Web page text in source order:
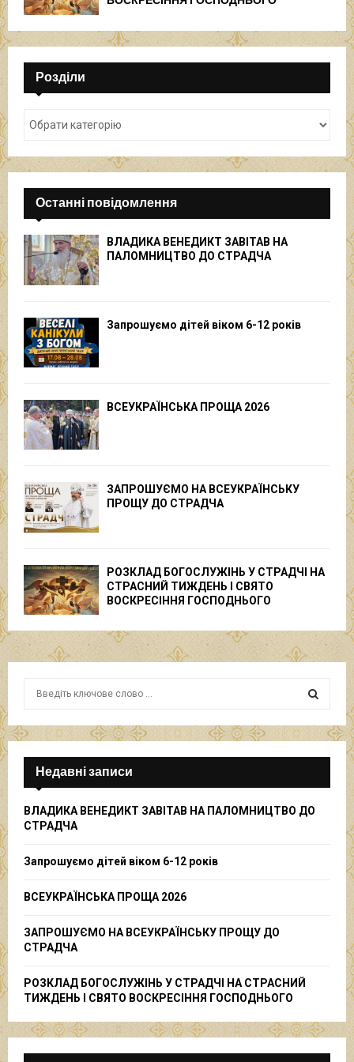
Розділи
Останні повідомлення
ВЛАДИКА ВЕНЕДИКТ ЗАВІТАВ НА
ПАЛОМНИЦТВО ДО СТРАДЧА
Запрошуємо дітей віком 6-12 років
ВСЕУКРАЇНСЬКА ПРОЩА 2026
ЗАПРОШУЄМО НА ВСЕУКРАЇНСЬКУ
ПРОЩУ ДО СТРАДЧА
РОЗКЛАД БОГОСЛУЖІНЬ У СТРАДЧІ НА
СТРАСНИЙ ТИЖДЕНЬ І СВЯТО
ВОСКРЕСІННЯ ГОСПОДНЬОГО
r
f
r
S
E
A
Недавні записи
ВЛАДИКА ВЕНЕДИКТ ЗАВІТАВ НА ПАЛОМНИЦТВО ДО
СТРАДЧА
Запрошуємо дітей віком 6-12 років
ВСЕУКРАЇНСЬКА ПРОЩА 2026
ЗАПРОШУЄМО НА ВСЕУКРАЇНСЬКУ ПРОЩУ ДО
СТРАДЧА
РОЗКЛАД БОГОСЛУЖІНЬ У СТРАДЧІ НА СТРАСНИЙ
ТИЖДЕНЬ І СВЯТО ВОСКРЕСІННЯ ГОСПОДНЬОГО